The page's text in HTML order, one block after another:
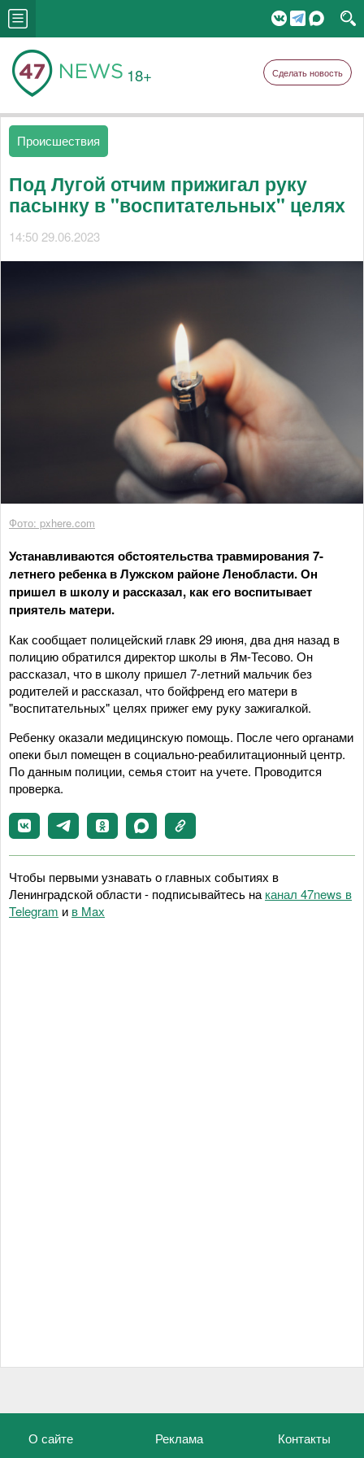
18+ Сделать новость
Происшествия
Под Лугой отчим прижигал руку
пасынку в "воспитательных" целях
14:50 29.06.2023
Фото: pxhere.com
Устанавливаются обстоятельства травмирования 7-
летнего ребенка в Лужском районе Ленобласти. Он
пришел в школу и рассказал, как его воспитывает
приятель матери.
Как сообщает полицейский главк 29 июня, два дня назад в
полицию обратился директор школы в Ям-Тесово. Он
рассказал, что в школу пришел 7-летний мальчик без
родителей и рассказал, что бойфренд его матери в
"воспитательных" целях прижег ему руку зажигалкой.
Ребенку оказали медицинскую помощь. После чего органами
опеки был помещен в социально-реабилитационный центр.
По данным полиции, семья стоит на учете. Проводится
проверка.
Чтобы первыми узнавать о главных событиях в
Ленинградской области - подписывайтесь на канал 47news в
Telegram и в Maх
О сайте Реклама Контакты